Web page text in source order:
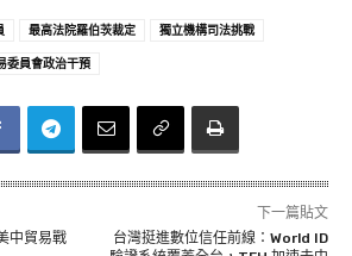
最高法院羅伯茨裁定
獨立機構司法挑戰
委員會政治干預
中貿易戰
下一篇貼文
台灣挺進數位信任前線：World ID